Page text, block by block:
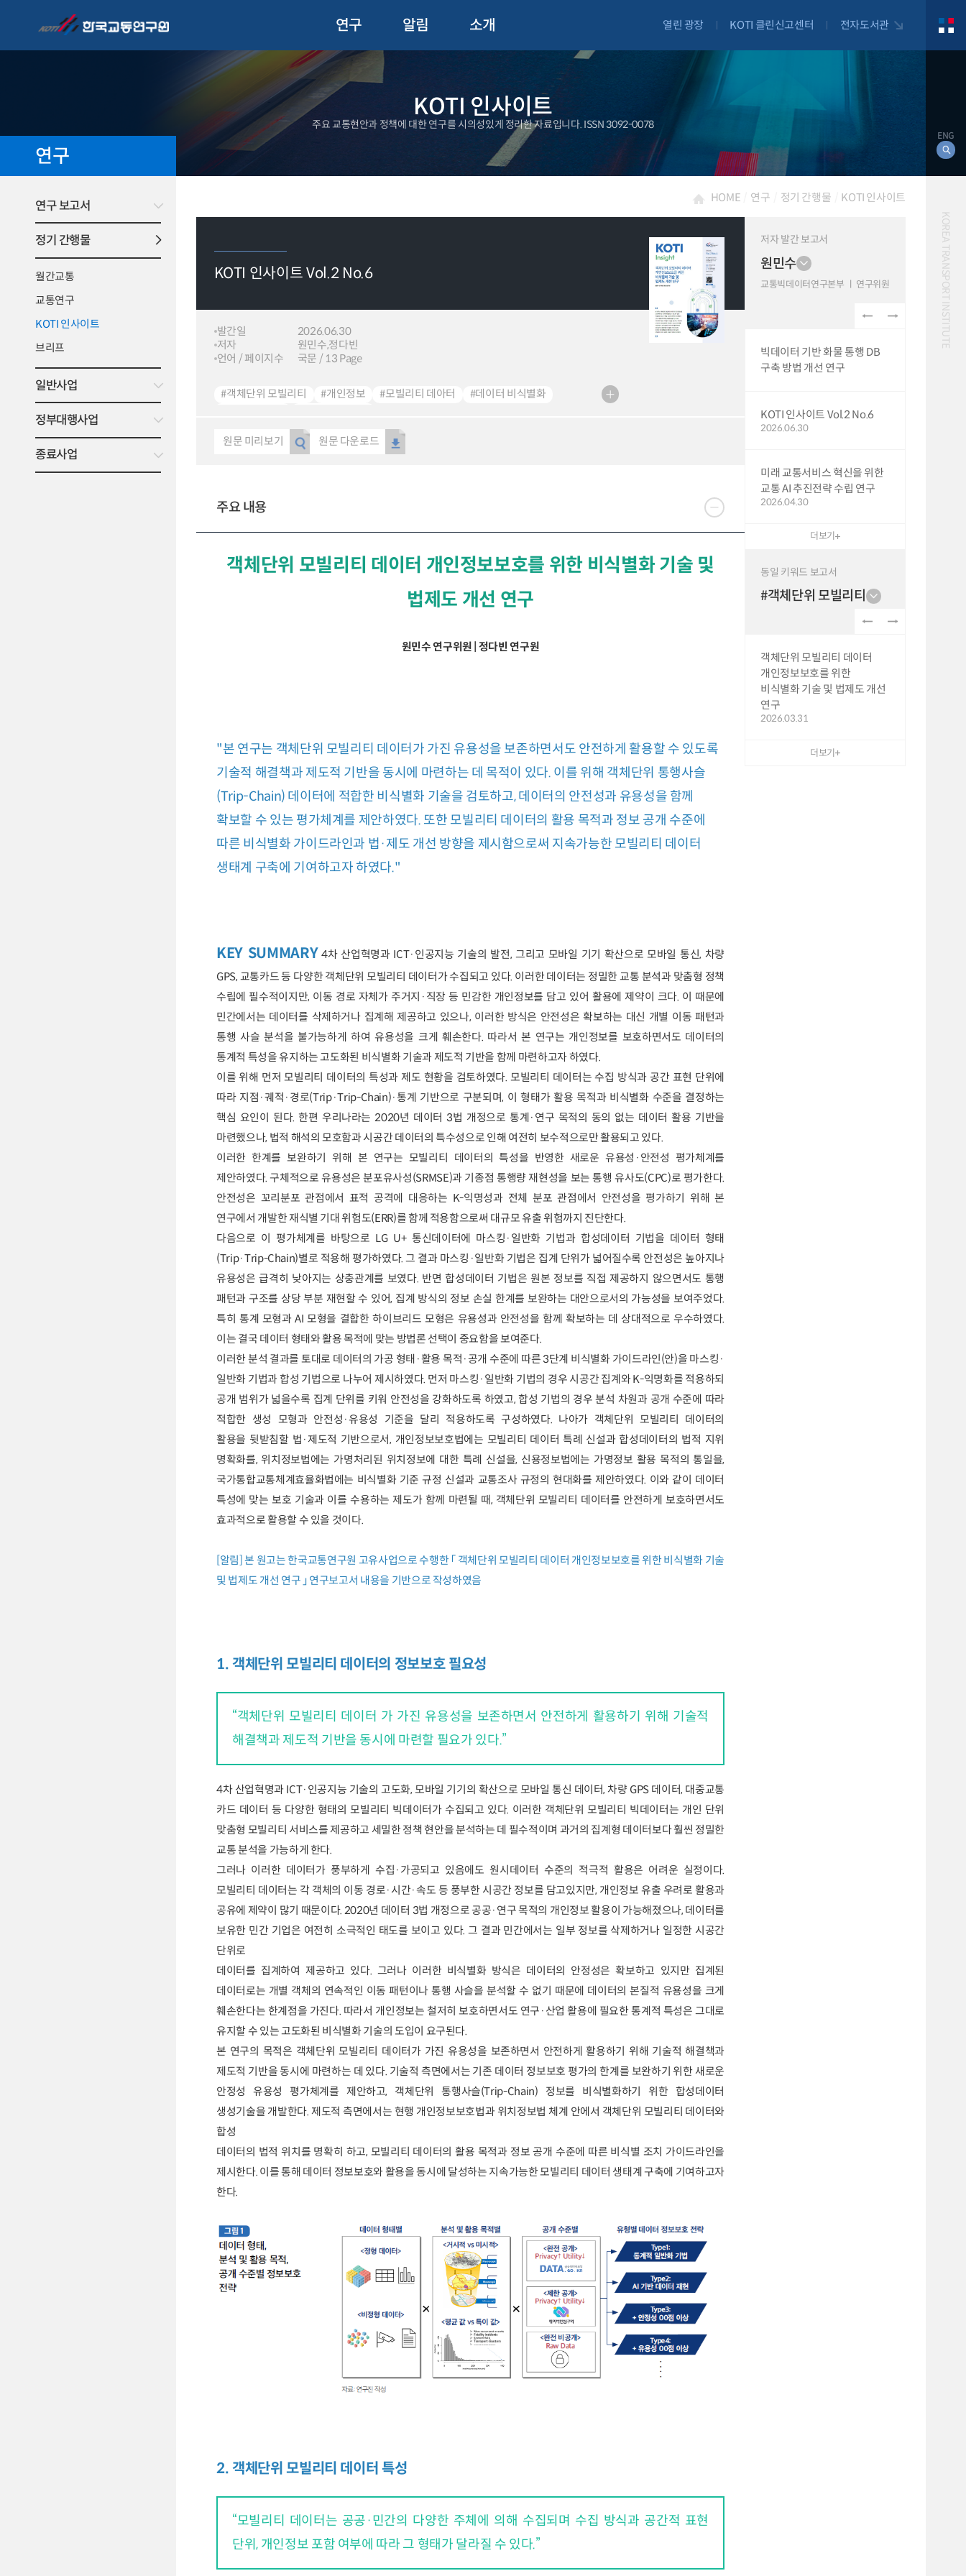
연구 알림 소개 열린 광장 KOTI 클린신고센터 전자도서관
KOTI 인사이트
주요 교통현안과 정책에 대한 연구를 시의성있게 정리한 자료입니다. ISSN 3092-0078
연구
연구 보고서
정기 간행물
월간교통
교통연구
KOTI 인사이트
브리프
일반사업
정부대행사업
종료사업
HOME 연구 정기 간행물 KOTI 인사이트
KOTI 인사이트 Vol.2 No.6
발간일
2026.06.30
저자
원민수,정다빈
언어 / 페이지수
국문 / 13 Page
#객체단위 모빌리티 #개인정보 #모빌리티 데아터
#데이터 비식별화
원문 미리보기 원문 다운로드
주요 내용
객체단위 모빌리티 데이터 개인정보보호를 위한 비식별화 기술 및
법제도 개선 연구
원민수 연구위원 | 정다빈 연구원
"본 연구는 객체단위 모빌리티 데이터가 가진 유용성을 보존하면서도 안전하게 활용할 수 있도록
기술적 해결책과 제도적 기반을 동시에 마련하는 데 목적이 있다. 이를 위해 객체단위 통행사슬
(Trip-Chain) 데이터에 적합한 비식별화 기술을 검토하고, 데이터의 안전성과 유용성을 함께
확보할 수 있는 평가체계를 제안하였다. 또한 모빌리티 데이터의 활용 목적과 정보 공개 수준에
따른 비식별화 가이드라인과 법·제도 개선 방향을 제시함으로써 지속가능한 모빌리티 데이터
생태계 구축에 기여하고자 하였다."
KEY SUMMARY 4차 산업혁명과 ICT·인공지능 기술의 발전, 그리고 모바일 기기 확산으로 모바일 통신, 차량
GPS, 교통카드 등 다양한 객체단위 모빌리티 데이터가 수집되고 있다. 이러한 데이터는 정밀한 교통 분석과 맞춤형 정책
수립에 필수적이지만, 이동 경로 자체가 주거지·직장 등 민감한 개인정보를 담고 있어 활용에 제약이 크다. 이 때문에
민간에서는 데이터를 삭제하거나 집계해 제공하고 있으나, 이러한 방식은 안전성은 확보하는 대신 개별 이동 패턴과
통행 사슬 분석을 불가능하게 하여 유용성을 크게 훼손한다. 따라서 본 연구는 개인정보를 보호하면서도 데이터의
통계적 특성을 유지하는 고도화된 비식별화 기술과 제도적 기반을 함께 마련하고자 하였다.
이를 위해 먼저 모빌리티 데이터의 특성과 제도 현황을 검토하였다. 모빌리티 데이터는 수집 방식과 공간 표현 단위에
따라 지점·궤적·경로(Trip·Trip-Chain)·통계 기반으로 구분되며, 이 형태가 활용 목적과 비식별화 수준을 결정하는
핵심 요인이 된다. 한편 우리나라는 2020년 데이터 3법 개정으로 통계·연구 목적의 동의 없는 데이터 활용 기반을
마련했으나, 법적 해석의 모호함과 시공간 데이터의 특수성으로 인해 여전히 보수적으로만 활용되고 있다.
이러한 한계를 보완하기 위해 본 연구는 모빌리티 데이터의 특성을 반영한 새로운 유용성·안전성 평가체계를
제안하였다. 구체적으로 유용성은 분포유사성(SRMSE)과 기종점 통행량 재현성을 보는 통행 유사도(CPC)로 평가한다.
안전성은 꼬리분포 관점에서 표적 공격에 대응하는 K-익명성과 전체 분포 관점에서 안전성을 평가하기 위해 본
연구에서 개발한 재식별 기대 위험도(ERR)를 함께 적용함으로써 대규모 유출 위험까지 진단한다.
다음으로 이 평가체계를 바탕으로 LG U+ 통신데이터에 마스킹·일반화 기법과 합성데이터 기법을 데이터 형태
(Trip·Trip-Chain)별로 적용해 평가하였다. 그 결과 마스킹·일반화 기법은 집계 단위가 넓어질수록 안전성은 높아지나
유용성은 급격히 낮아지는 상충관계를 보였다. 반면 합성데이터 기법은 원본 정보를 직접 제공하지 않으면서도 통행
패턴과 구조를 상당 부분 재현할 수 있어, 집계 방식의 정보 손실 한계를 보완하는 대안으로서의 가능성을 보여주었다.
특히 통계 모형과 AI 모형을 결합한 하이브리드 모형은 유용성과 안전성을 함께 확보하는 데 상대적으로 우수하였다.
이는 결국 데이터 형태와 활용 목적에 맞는 방법론 선택이 중요함을 보여준다.
이러한 분석 결과를 토대로 데이터의 가공 형태·활용 목적·공개 수준에 따른 3단계 비식별화 가이드라인(안)을 마스킹·
일반화 기법과 합성 기법으로 나누어 제시하였다. 먼저 마스킹·일반화 기법의 경우 시공간 집계와 K-익명화를 적용하되
공개 범위가 넓을수록 집계 단위를 키워 안전성을 강화하도록 하였고, 합성 기법의 경우 분석 차원과 공개 수준에 따라
적합한 생성 모형과 안전성·유용성 기준을 달리 적용하도록 구성하였다. 나아가 객체단위 모빌리티 데이터의
활용을 뒷받침할 법·제도적 기반으로서, 개인정보보호법에는 모빌리티 데이터 특례 신설과 합성데이터의 법적 지위
명확화를, 위치정보법에는 가명처리된 위치정보에 대한 특례 신설을, 신용정보법에는 가명정보 활용 목적의 통일을,
국가통합교통체계효율화법에는 비식별화 기준 규정 신설과 교통조사 규정의 현대화를 제안하였다. 이와 같이 데이터
특성에 맞는 보호 기술과 이를 수용하는 제도가 함께 마련될 때, 객체단위 모빌리티 데이터를 안전하게 보호하면서도
효과적으로 활용할 수 있을 것이다.
[알림] 본 원고는 한국교통연구원 고유사업으로 수행한 「 객체단위 모빌리티 데이터 개인정보보호를 위한 비식별화 기술
및 법제도 개선 연구 」 연구보고서 내용을 기반으로 작성하였음
1. 객체단위 모빌리티 데이터의 정보보호 필요성
“객체단위 모빌리티 데이터 가 가진 유용성을 보존하면서 안전하게 활용하기 위해 기술적
해결책과 제도적 기반을 동시에 마련할 필요가 있다.”
4차 산업혁명과 ICT·인공지능 기술의 고도화, 모바일 기기의 확산으로 모바일 통신 데이터, 차량 GPS 데이터, 대중교통
카드 데이터 등 다양한 형태의 모빌리티 빅데이터가 수집되고 있다. 이러한 객체단위 모빌리티 빅데이터는 개인 단위
맞춤형 모빌리티 서비스를 제공하고 세밀한 정책 현안을 분석하는 데 필수적이며 과거의 집계형 데이터보다 훨씬 정밀한
교통 분석을 가능하게 한다.
그러나 이러한 데이터가 풍부하게 수집·가공되고 있음에도 원시데이터 수준의 적극적 활용은 어려운 실정이다.
모빌리티 데이터는 각 객체의 이동 경로·시간·속도 등 풍부한 시공간 정보를 담고있지만, 개인정보 유출 우려로 활용과
공유에 제약이 많기 때문이다. 2020년 데이터 3법 개정으로 공공·연구 목적의 개인정보 활용이 가능해졌으나, 데이터를
보유한 민간 기업은 여전히 소극적인 태도를 보이고 있다. 그 결과 민간에서는 일부 정보를 삭제하거나 일정한 시공간
단위로
데이터를 집계하여 제공하고 있다. 그러나 이러한 비식별화 방식은 데이터의 안정성은 확보하고 있지만 집계된
데이터로는 개별 객체의 연속적인 이동 패턴이나 통행 사슬을 분석할 수 없기 때문에 데이터의 본질적 유용성을 크게
훼손한다는 한계점을 가진다. 따라서 개인정보는 철저히 보호하면서도 연구·산업 활용에 필요한 통계적 특성은 그대로
유지할 수 있는 고도화된 비식별화 기술의 도입이 요구된다.
본 연구의 목적은 객체단위 모빌리티 데이터가 가진 유용성을 보존하면서 안전하게 활용하기 위해 기술적 해결책과
제도적 기반을 동시에 마련하는 데 있다. 기술적 측면에서는 기존 데이터 정보보호 평가의 한계를 보완하기 위한 새로운
안정성 유용성 평가체계를 제안하고, 객체단위 통행사슬(Trip-Chain) 정보를 비식별화하기 위한 합성데이터
생성기술을 개발한다. 제도적 측면에서는 현행 개인정보보호법과 위치정보법 체계 안에서 객체단위 모빌리티 데이터와
합성
데이터의 법적 위치를 명확히 하고, 모빌리티 데이터의 활용 목적과 정보 공개 수준에 따른 비식별 조치 가이드라인을
제시한다. 이를 통해 데이터 정보보호와 활용을 동시에 달성하는 지속가능한 모빌리티 데이터 생태계 구축에 기여하고자
한다.
2. 객체단위 모빌리티 데이터 특성
“모빌리티 데이터는 공공·민간의 다양한 주체에 의해 수집되며 수집 방식과 공간적 표현
단위, 개인정보 포함 여부에 따라 그 형태가 달라질 수 있다.”
저자 발간 보고서
원민수
교통빅데이터연구본부 연구위원
빅데이터 기반 화물 통행 DB
구축 방법 개선 연구
KOTI 인사이트 Vol.2 No.6
2026.06.30
미래 교통서비스 혁신을 위한
교통 AI 추진전략 수립 연구
2026.04.30
더보기
동일 키워드 보고서
#객체단위 모빌리티
객체단위 모빌리티 데이터
개인정보보호를 위한
비식별화 기술 및 법제도 개선
연구
2026.03.31
더보기
ENG
KOREA TRANSPORT INSTITUTE
교통혼잡비용
일반사업보고서
2024년 국가교통조사 및
여객통행량
수단분담모형
기획도서
택배